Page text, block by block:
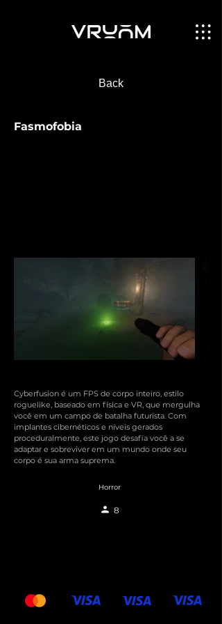
Back
Fasmofobia
Cyberfusion é um FPS de corpo inteiro, estilo
roguelike, baseado em física e VR, que mergulha
você em um campo de batalha futurista. Com
implantes cibernéticos e níveis gerados
proceduralmente, este jogo desafia você a se
adaptar e sobreviver em um mundo onde seu
corpo é sua arma suprema.
Horror
8